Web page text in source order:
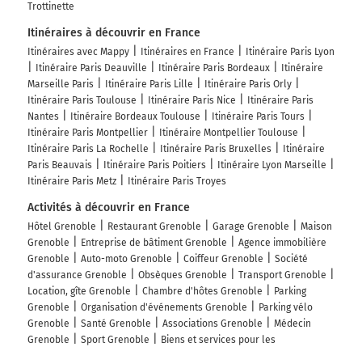
Payer 13,70 € (Péage Voreppe Barriere)
Prendre à droite et rejoindre A48. Continuer sur
4,8 kilomètres
N481
ST MARTIN LE V.
BASTILLE
HÔPITAL NORD
PRESQU'ÎLE
A48
420 km
Continuer D590 (Place Aristide Briand) sur 450
mètres
Rue Marius Gontard
424 km
Trottinette
Itinéraires à découvrir en France
Itinéraires avec Mappy Itinéraires en France
Itinéraire Paris Lyon
Itinéraire Paris Deauville
Itinéraire Paris Bordeaux
Itinéraire
Marseille Paris
Itinéraire Paris Lille
Itinéraire Paris Orly
Itinéraire Paris Toulouse
Itinéraire Paris Nice
Itinéraire Paris
Nantes
Itinéraire Bordeaux Toulouse
Itinéraire Paris Tours
Itinéraire Paris Montpellier
Itinéraire Montpellier Toulouse
Itinéraire Paris La Rochelle
Itinéraire Paris Bruxelles
Itinéraire
Paris Beauvais
Itinéraire Paris Poitiers
Itinéraire Lyon Marseille
Itinéraire Paris Metz
Itinéraire Paris Troyes
Activités à découvrir en France
Hôtel Grenoble Restaurant Grenoble Garage Grenoble
Maison
Grenoble
Entreprise de bâtiment Grenoble
Agence immobilière
Grenoble
Auto-moto Grenoble Coiffeur Grenoble
Société
d'assurance Grenoble
Obsèques Grenoble
Transport Grenoble
Location, gîte Grenoble
Chambre d'hôtes Grenoble
Parking
Grenoble
Organisation d'événements Grenoble
Parking vélo
Grenoble
Santé Grenoble Associations Grenoble
Médecin
Grenoble
Sport Grenoble
Biens et services pour les